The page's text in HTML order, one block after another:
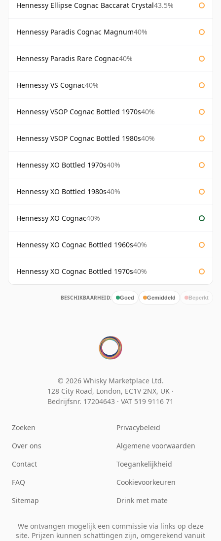
Hennessy Ellipse Cognac Baccarat Crystal43.5%
Hennessy Paradis Cognac Magnum40%
Hennessy Paradis Rare Cognac40%
Hennessy VS Cognac40%
Hennessy VSOP Cognac Bottled 1970s40%
Hennessy VSOP Cognac Bottled 1980s40%
Hennessy XO Bottled 1970s40%
Hennessy XO Bottled 1980s40%
Hennessy XO Cognac40%
Hennessy XO Cognac Bottled 1960s40%
Hennessy XO Cognac Bottled 1970s40%
BESCHIKBAARHEID: Goed Gemiddeld Beperkt
© 2026 Whisky Marketplace Ltd.
128 City Road, London, EC1V 2NX, UK ·
Bedrijfsnr. 17204643 · VAT 519 9116 71
Zoeken
Over ons
Contact
FAQ
Sitemap
Privacybeleid
Algemene voorwaarden
Toegankelijkheid
Cookievoorkeuren
Drink met mate
We ontvangen mogelijk een commissie via links op deze
site. Prijzen kunnen schattingen zijn, omgerekend vanuit